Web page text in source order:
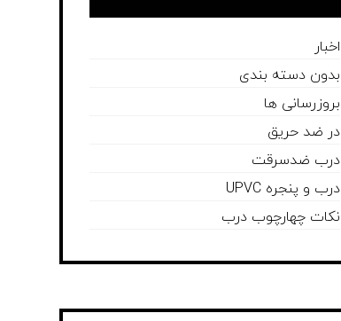
اخبار
بدون دسته بندی
بروزرسانی ها
در ضد حریق
درب ضدسرقت
درب و پنجره UPVC
نکات چهارچوب درب